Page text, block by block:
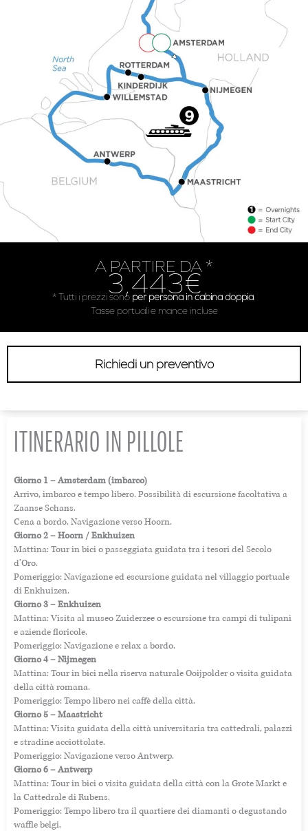
A PARTIRE DA *
3,443€
* Tutti i prezzi sono per persona in cabina doppia.
Tasse portuali e mance incluse
Richiedi un preventivo
ITINERARIO IN PILLOLE
Giorno 1 – Amsterdam (imbarco)
Arrivo, imbarco e tempo libero. Possibilità di escursione facoltativa a
Zaanse Schans.
Cena a bordo. Navigazione verso Hoorn.
Giorno 2 – Hoorn / Enkhuizen
Mattina: Tour in bici o passeggiata guidata tra i tesori del Secolo
d’Oro.
Pomeriggio: Navigazione ed escursione guidata nel villaggio portuale
di Enkhuizen.
Giorno 3 – Enkhuizen
Mattina: Visita al museo Zuiderzee o escursione tra campi di tulipani
e aziende floricole.
Pomeriggio: Navigazione e relax a bordo.
Giorno 4 – Nijmegen
Mattina: Tour in bici nella riserva naturale Ooijpolder o visita guidata
della città romana.
Pomeriggio: Tempo libero nei caffè della città.
Giorno 5 – Maastricht
Mattina: Visita guidata della città universitaria tra cattedrali, palazzi
e stradine acciottolate.
Pomeriggio: Navigazione verso Antwerp.
Giorno 6 – Antwerp
Mattina: Tour in bici o visita guidata della città con la Grote Markt e
la Cattedrale di Rubens.
Pomeriggio: Tempo libero tra il quartiere dei diamanti o degustando
waffle belgi.